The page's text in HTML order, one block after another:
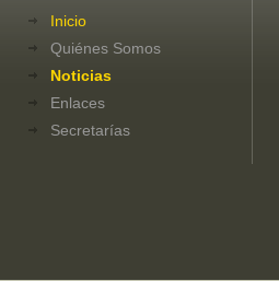
Inicio
Quiénes Somos
Noticias
Enlaces
Secretarías